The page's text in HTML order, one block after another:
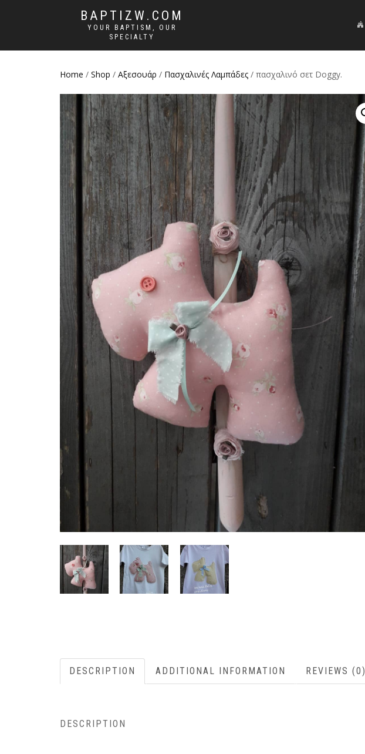
BAPTIZW.COM
YOUR BAPTISM, OUR
SPECIALTY
Home / Shop / Αξεσουάρ / Πασχαλινές Λαμπάδες / πασχαλινό σετ Doggy.
DESCRIPTION ADDITIONAL INFORMATION REVIEWS (0)
DESCRIPTION